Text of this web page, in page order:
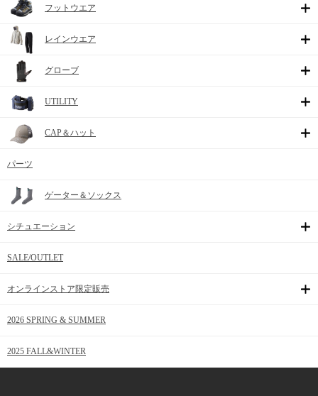
フットウエア
レインウエア
グローブ
UTILITY
CAP＆ハット
パーツ
ゲーター＆ソックス
シチュエーション
SALE/OUTLET
オンラインストア限定販売
2026 SPRING & SUMMER
2025 FALL&WINTER